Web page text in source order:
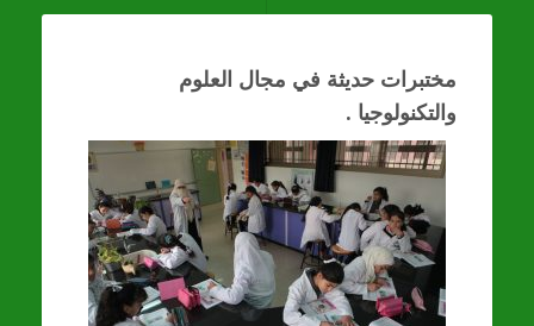
مختبرات حديثة في مجال العلوم
والتكنولوجيا .